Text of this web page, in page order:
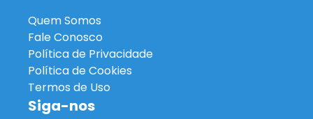
Quem Somos
Fale Conosco
Política de Privacidade
Política de Cookies
Termos de Uso
Siga-nos